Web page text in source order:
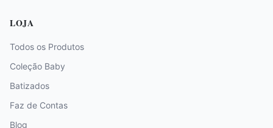
LOJA
Todos os Produtos
Coleção Baby
Batizados
Faz de Contas
Blog